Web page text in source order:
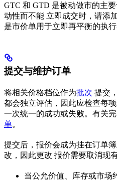
GTC 和 GTD 是被动做市的主
动性而不能 立即成交时，请添
是市价单用于立即再平衡的执行
提交与维护订单
将相关价格档位作为批次 提交
都会独立评估，因此应检查每
一次统一的成功或失败。有关
单。
提交后，报价会成为挂在订单
改，因此更改 报价需要取消现
当公允价值、库存或市场